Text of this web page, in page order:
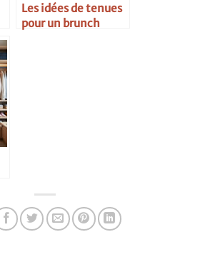
Les idées de tenues
pour un brunch